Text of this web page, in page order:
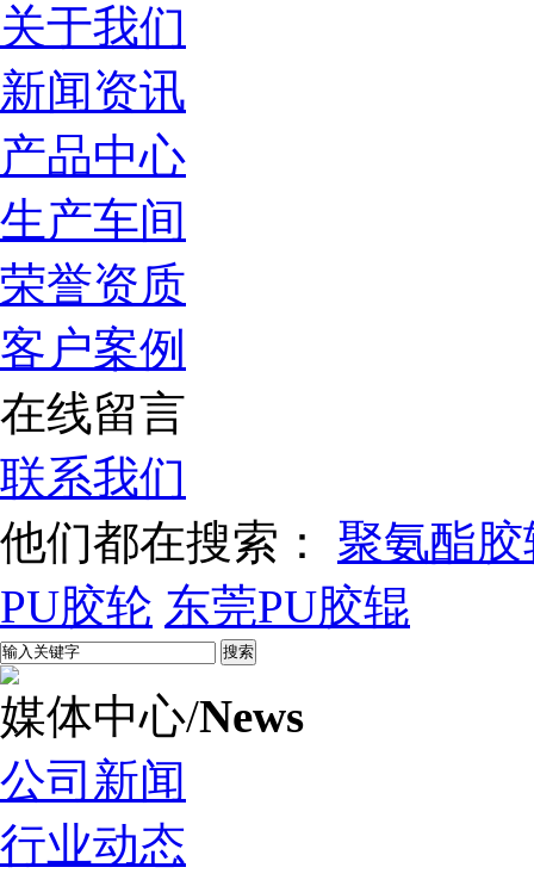
关于我们
新闻资讯
产品中心
生产车间
荣誉资质
客户案例
在线留言
联系我们
他们都在搜索： 聚氨酯
PU胶轮 东莞PU胶辊
媒体中心/News
公司新闻
行业动态